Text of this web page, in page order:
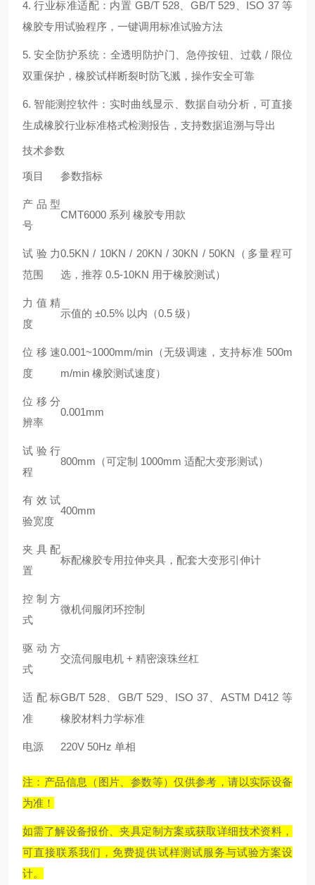
4. 行业标准适配：内置 GB/T 528、GB/T 529、ISO 37 等
橡胶专用试验程序，一键调用标准试验方法
5. 安全防护系统：全透明防护门、急停按钮、过载 / 限位
双重保护，橡胶试样断裂时防飞溅，操作安全可靠
6. 智能测控软件：实时曲线显示、数据自动分析，可直接
生成橡胶行业标准格式检测报告，支持数据追溯与导出
技术参数
项目 参数指标
产品型
号
CMT6000 系列 橡胶专用款
试验力
范围
0.5KN / 10KN / 20KN / 30KN / 50KN（多量程可
选，推荐 0.5-10KN 用于橡胶测试）
力值精
度
示值的 ±0.5% 以内（0.5 级）
位移速
度
0.001~1000mm/min（无级调速，支持标准 500m
m/min 橡胶测试速度）
位移分
辨率
0.001mm
试验行
程
800mm（可定制 1000mm 适配大变形测试）
有效试
验宽度
400mm
夹具配
置
标配橡胶专用拉伸夹具，配套大变形引伸计
控制方
式
微机伺服闭环控制
驱动方
式
交流伺服电机 + 精密滚珠丝杠
适配标
准
GB/T 528、GB/T 529、ISO 37、ASTM D412 等
橡胶材料力学标准
电源 220V 50Hz 单相
注：产品信息（图片、参数等）仅供参考，请以实际设备
为准！
如需了解设备报价、夹具定制方案或获取详细技术资料，
可直接联系我们，免费提供试样测试服务与试验方案设
计。